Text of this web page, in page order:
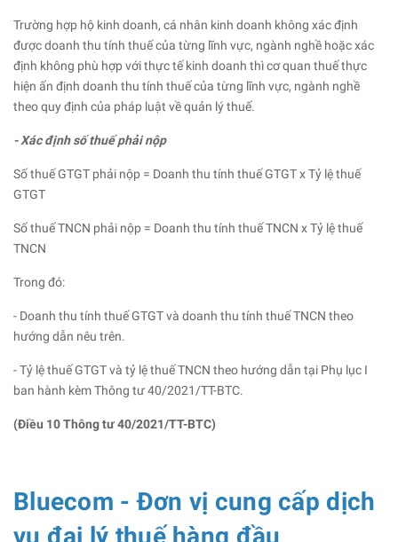
Trường hợp hộ kinh doanh, cá nhân kinh doanh không xác định
được doanh thu tính thuế của từng lĩnh vực, ngành nghề hoặc xác
định không phù hợp với thực tế kinh doanh thì cơ quan thuế thực
hiện ấn định doanh thu tính thuế của từng lĩnh vực, ngành nghề
theo quy định của pháp luật về quản lý thuế.
- Xác định số thuế phải nộp
Số thuế GTGT phải nộp = Doanh thu tính thuế GTGT x Tỷ lệ thuế
GTGT
Số thuế TNCN phải nộp = Doanh thu tính thuế TNCN x Tỷ lệ thuế
TNCN
Trong đó:
- Doanh thu tính thuế GTGT và doanh thu tính thuế TNCN theo
hướng dẫn nêu trên.
- Tỷ lệ thuế GTGT và tỷ lệ thuế TNCN theo hướng dẫn tại Phụ lục I
ban hành kèm Thông tư 40/2021/TT-BTC.
(Điều 10 Thông tư 40/2021/TT-BTC)
Bluecom - Đơn vị cung cấp dịch